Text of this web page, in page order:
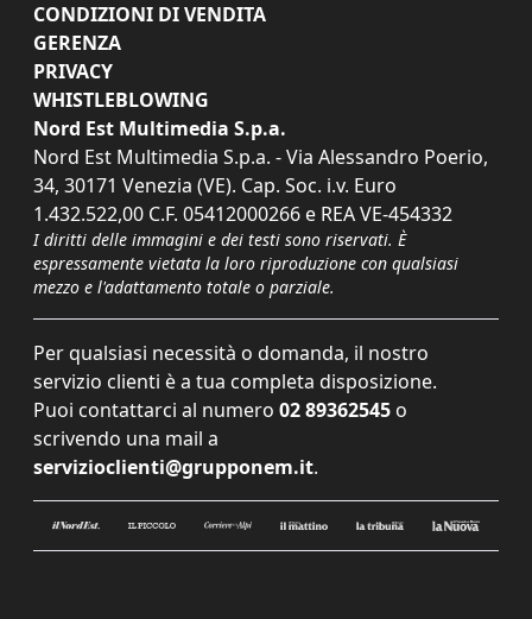
CONDIZIONI DI VENDITA
GERENZA
PRIVACY
WHISTLEBLOWING
Nord Est Multimedia S.p.a.
Nord Est Multimedia S.p.a. - Via Alessandro Poerio,
34, 30171 Venezia (VE). Cap. Soc. i.v. Euro
1.432.522,00 C.F. 05412000266 e REA VE-454332
I diritti delle immagini e dei testi sono riservati. È
espressamente vietata la loro riproduzione con qualsiasi
mezzo e l'adattamento totale o parziale.
Per qualsiasi necessità o domanda, il nostro
servizio clienti è a tua completa disposizione.
Puoi contattarci al numero 02 89362545 o
scrivendo una mail a
servizioclienti@grupponem.it.